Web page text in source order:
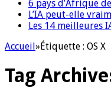
6 pays d’Afrique
L’IA peut-elle
Les 14 meilleures
Accueil»Étiquette : OS X
Tag